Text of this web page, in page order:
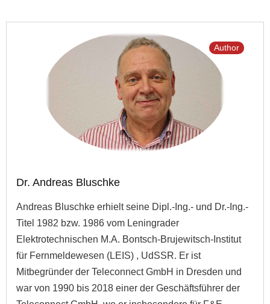
Dr. Andreas Bluschke
Andreas Bluschke erhielt seine Dipl.-Ing.- und Dr.-Ing.-
Titel 1982 bzw. 1986 vom Leningrader
Elektrotechnischen M.A. Bontsch-Brujewitsch-Institut
für Fernmeldewesen (LEIS) , UdSSR. Er ist
Mitbegründer der Teleconnect GmbH in Dresden und
war von 1990 bis 2018 einer der Geschäftsführer der
Author